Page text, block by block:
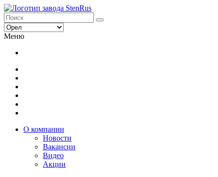
Меню
О компании
Новости
Вакансии
Видео
Акции